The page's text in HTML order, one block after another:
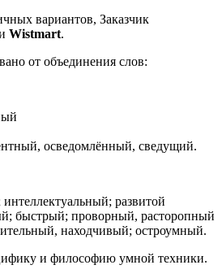
вариантов, Заказчик
Wistmart.
от объединения слов:
осведомлённый, сведущий.
развитой
быстрый; проворный, расторопный
находчивый; остроумный.
и философию умной техники.